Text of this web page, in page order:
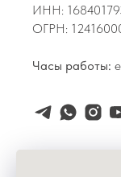
ИНН:
ОГРН:
Часы работы: